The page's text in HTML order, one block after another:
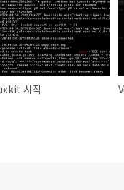
시작